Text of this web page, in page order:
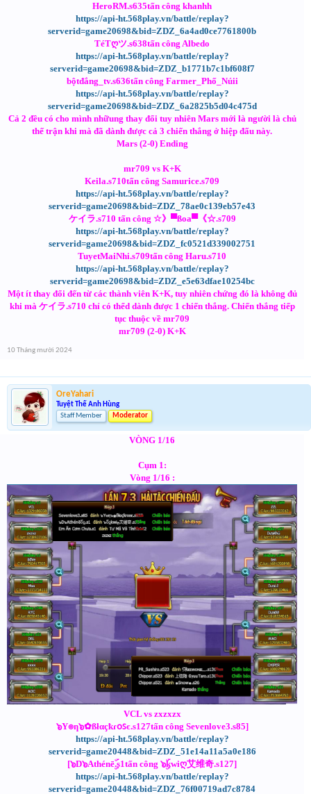
HeroRM.s635tấn công khanhh
https://api-ht.568play.vn/battle/replay?
serverid=game20698&bid=ZDZ_6a4ad0ce7761800b
TéTღツ.s638tấn công Albedo
https://api-ht.568play.vn/battle/replay?
serverid=game20698&bid=ZDZ_b1771b7c1bf608f7
bộtđắng_tv.s636tấn công Farmer_Phố_Núii
https://api-ht.568play.vn/battle/replay?
serverid=game20698&bid=ZDZ_6a2825b5d04c475d
Cả 2 đều có cho mình nhữung thay đổi tuy nhiên Mars mới là người là chủ
thế trận khi mà đã dành được cả 3 chiến thắng ở hiệp đấu này.
Mars (2-0) Ending
mr709 vs K+K
Keila.s710tấn công Samurice.s709
https://api-ht.568play.vn/battle/replay?
serverid=game20698&bid=ZDZ_78ae0c139eb57e43
ケイラ.s710 tấn công ☆》▀ßoa▀《☆.s709
https://api-ht.568play.vn/battle/replay?
serverid=game20698&bid=ZDZ_fc0521d339002751
TuyetMaiNhi.s709tấn công Haru.s710
https://api-ht.568play.vn/battle/replay?
serverid=game20698&bid=ZDZ_e5e63dfae10254bc
Một ít thay đổi đến từ các thành viên K+K, tuy nhiên chứng đó là không đủ
khi mà ケイラ.s710 chỉ có thểd dành được 1 chiến thắng. Chiến thắng tiếp
tục thuộc về mr709
mr709 (2-0) K+K
10 Tháng mười 2024
OreYahari
Tuyệt Thế Anh Hùng
Staff Member
Moderator
VÒNG 1/16
Cụm 1:
Vòng 1/16 :
VCL vs zxzxzx
๖Y๏ƞ๖✿ßłαçҟɾօꜱє.s127tấn công Sevenlove3.s85]
https://api-ht.568play.vn/battle/replay?
serverid=game20448&bid=ZDZ_51e14a11a5a0e186
[๖D๖Athénēۣۜ.s1tấn công ๖ۣۜkwiღ艾维奇.s127]
https://api-ht.568play.vn/battle/replay?
serverid=game20448&bid=ZDZ_76f00719ad7c8784